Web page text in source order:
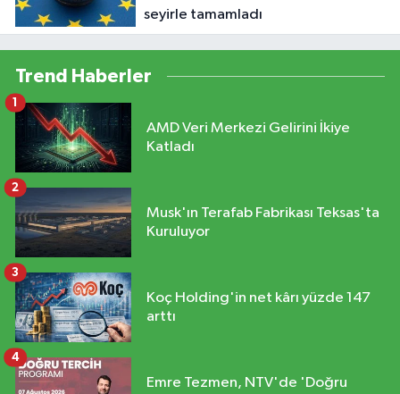
seyirle tamamladı
Trend Haberler
AMD Veri Merkezi Gelirini İkiye
Katladı
1
Musk'ın Terafab Fabrikası Teksas'ta
Kuruluyor
2
Koç Holding'in net kârı yüzde 147
arttı
3
Emre Tezmen, NTV'de 'Doğru
4